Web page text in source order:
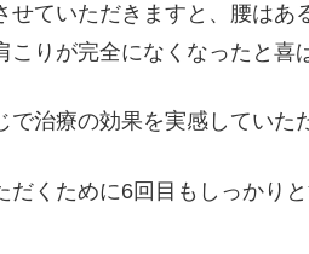
せていただきますと、腰はあ
こりが完全になくなったと喜
で治療の効果を実感していた
だくために6回目もしっかり